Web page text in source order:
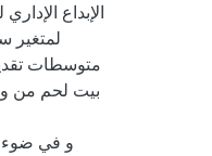
الإبداع
لمتغير
متوسطات
بيت لحم من
و في ضوء